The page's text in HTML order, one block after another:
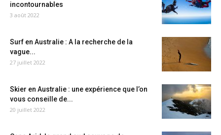
incontournables
3 août 2022
Surf en Australie : A la recherche de la
vague...
27 juillet 2022
Skier en Australie : une expérience que l’on
vous conseille de...
20 juillet 2022